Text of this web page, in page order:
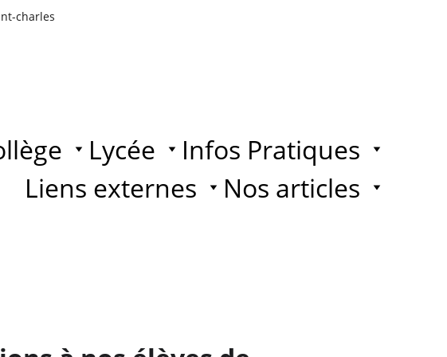
charles
Lycée
Infos Pratiques
Liens externes
Nos articles